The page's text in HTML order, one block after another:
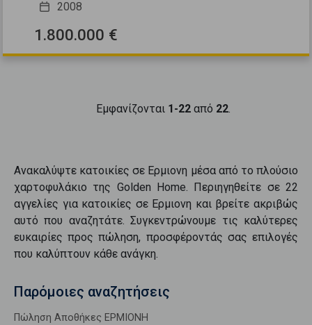
2008
1.800.000 €
Εμφανίζονται 1-22από 22.
Ανακαλύψτε κατοικίες σε Ερμιονη μέσα από το πλούσιο
χαρτοφυλάκιο της Golden Home. Περιηγηθείτε σε 22
αγγελίες για κατοικίες σε Ερμιονη και βρείτε ακριβώς
αυτό που αναζητάτε. Συγκεντρώνουμε τις καλύτερες
ευκαιρίες προςπώληση, προσφέροντάς σας επιλογές
που καλύπτουν κάθε ανάγκη.
Παρόμοιες αναζητήσεις
Πώληση Αποθήκες ΕΡΜΙΟΝΗ